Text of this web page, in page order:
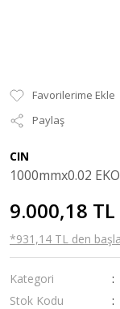
Paylaş
CIN
1000mmx0.02
9.000,18 TL
*931,14 TL den
Kategori
Stok Kodu